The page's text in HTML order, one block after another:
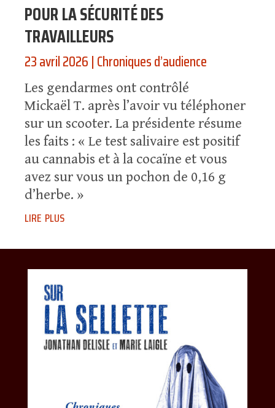
POUR LA SÉCURITÉ DES
TRAVAILLEURS
23 avril 2026|Chroniques d’audience
Les gendarmes ont contrôlé
Mickaël T. après l’avoir vu téléphoner
sur un scooter. La présidente résume
les faits : « Le test salivaire est positif
au cannabis et à la cocaïne et vous
avez sur vous un pochon de 0,16 g
d’herbe. »
lire plus